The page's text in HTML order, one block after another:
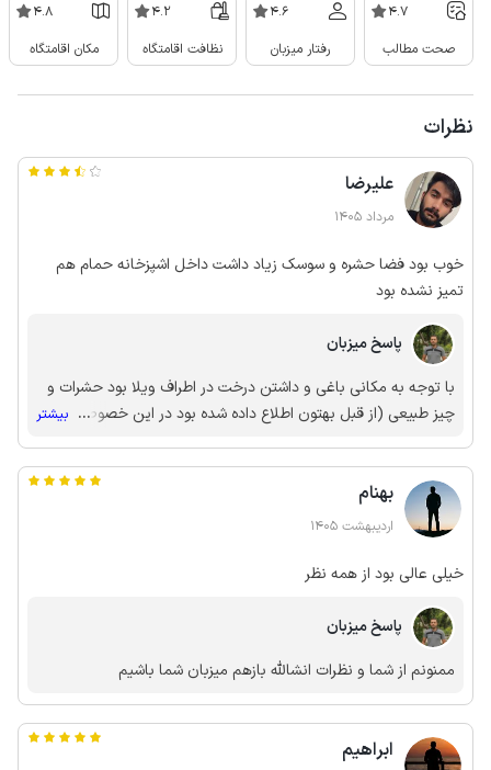
4.7
صحت مطالب
4.6
رفتار میزبان
4.2
نظافت اقامتگاه
4.8
مکان اقامتگاه
نظرات
علیرضا
مرداد 1405
خوب بود فضا حشره و سوسک زیاد داشت داخل اشپزخانه حمام هم
تمیز نشده بود
پاسخ میزبان
با توجه به مکانی باغی و داشتن درخت در اطراف ویلا بود حشرات و
چیز طبیعی (از قبل بهتون اطلاع داده شده بود در این خصوص )
دقت بیشترانجام خواهیم داد..ممنونم از نظرات شما
... بیشتر
بهنام
اردیبهشت 1405
خیلی عالی بود از همه نظر
پاسخ میزبان
ممنونم از شما و نظرات انشالله بازهم میزبان شما باشیم
ابراهیم